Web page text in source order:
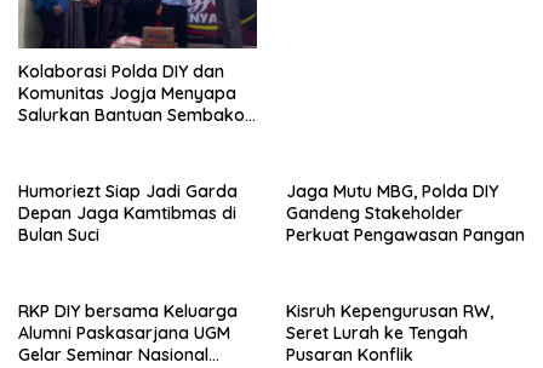
Kolaborasi Polda DIY dan
Komunitas Jogja Menyapa
Salurkan Bantuan Sembako,
Humoriezt Siap Jadi Garda
Depan Jaga Kamtibmas di
Bulan Suci
Jaga Mutu MBG, Polda DIY
Gandeng Stakeholder
Perkuat Pengawasan Pangan
RKP DIY bersama Keluarga
Alumni Paskasarjana UGM
Gelar Seminar Nasional
Kisruh Kepengurusan RW,
Seret Lurah ke Tengah
Pusaran Konflik